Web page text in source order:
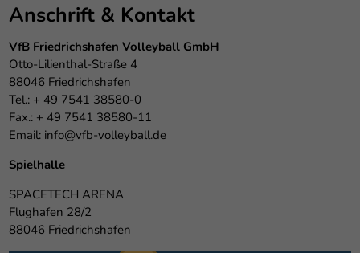
Anschrift & Kontakt
VfB Friedrichshafen Volleyball GmbH
Otto-Lilienthal-Straße 4
88046 Friedrichshafen
Tel.: + 49 7541 38580-0
Fax.: + 49 7541 38580-11
Email: info@vfb-volleyball.de
Spielhalle
SPACETECH ARENA
Flughafen 28/2
88046 Friedrichshafen